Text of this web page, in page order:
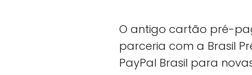
O antigo cartão pré-
parceria com a Brasil
PayPal Brasil para